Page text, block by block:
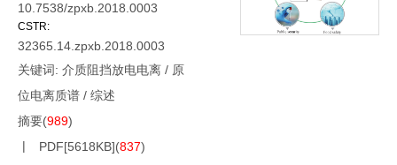
10.7538/zpxb.2018.0003
CSTR:
32365.14.zpxb.2018.0003
关键词: 介质阻挡放电电离 / 原
位电离质谱 / 综述
摘要(989)
PDF[5618KB](837)